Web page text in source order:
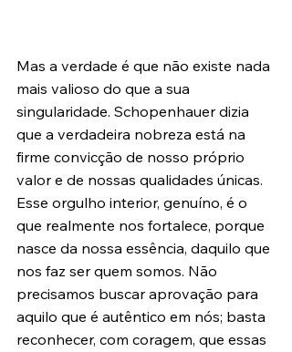
Mas a verdade é que não existe nada
mais valioso do que a sua
singularidade. Schopenhauer dizia
que a verdadeira nobreza está na
firme convicção de nosso próprio
valor e de nossas qualidades únicas.
Esse orgulho interior, genuíno, é o
que realmente nos fortalece, porque
nasce da nossa essência, daquilo que
nos faz ser quem somos. Não
precisamos buscar aprovação para
aquilo que é autêntico em nós; basta
reconhecer, com coragem, que essas